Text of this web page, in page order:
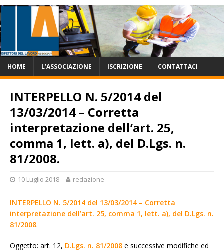
HOME L’ASSOCIAZIONE ISCRIZIONE CONTATTACI
INTERPELLO N. 5/2014 del
13/03/2014 – Corretta
interpretazione dell’art. 25,
comma 1, lett. a), del D.Lgs. n.
81/2008.
10 Luglio 2018 redazione
INTERPELLO N. 5/2014 del 13/03/2014 – Corretta
interpretazione dell’art. 25, comma 1, lett. a), del D.Lgs. n.
81/2008.
Oggetto: art. 12, D.Lgs. n. 81/2008 e successive modifiche ed